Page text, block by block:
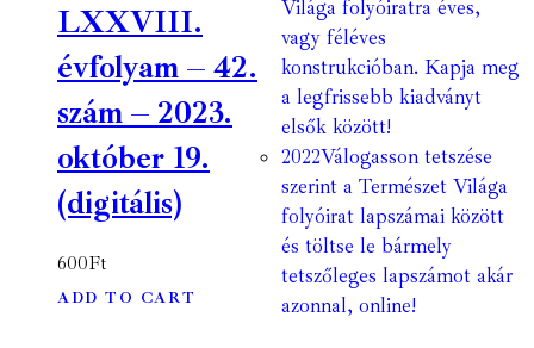
LXXVIII.
évfolyam – 42.
szám – 2023.
október 19.
(digitális)
600Ft
ADD TO CART
Világa folyóiratra éves,
vagy féléves
konstrukcióban. Kapja meg
a legfrissebb kiadványt
elsők között!
2022Válogasson tetszése
szerint a Természet Világa
folyóirat lapszámai között
és töltse le bármely
tetszőleges lapszámot akár
azonnal, online!